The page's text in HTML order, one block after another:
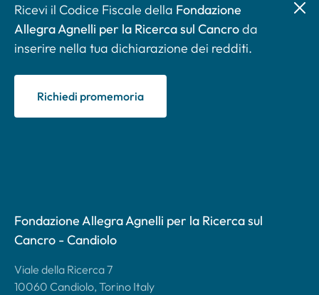
Ricevi il Codice Fiscale della Fondazione
Allegra Agnelli per la Ricerca sul Cancroda
inserire nella tua dichiarazione dei redditi.
Richiedi promemoria
Fondazione Allegra Agnelli per la Ricerca sul
Cancro - Candiolo
Viale della Ricerca 7
10060 Candiolo, Torino Italy